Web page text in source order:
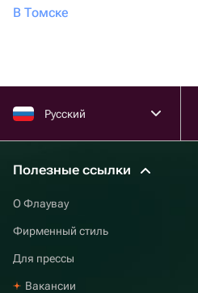
В Томске
Русский
Полезные ссылки
О Флаувау
Фирменный стиль
Для прессы
Вакансии